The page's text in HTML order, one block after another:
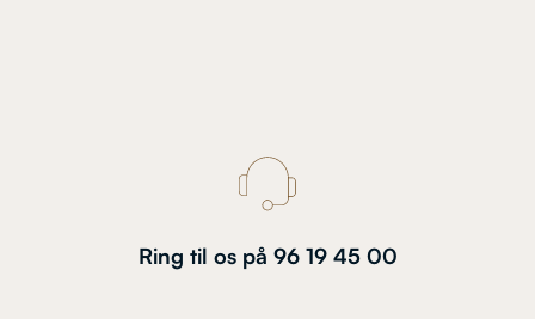
Ring til os på 96 19 45 00